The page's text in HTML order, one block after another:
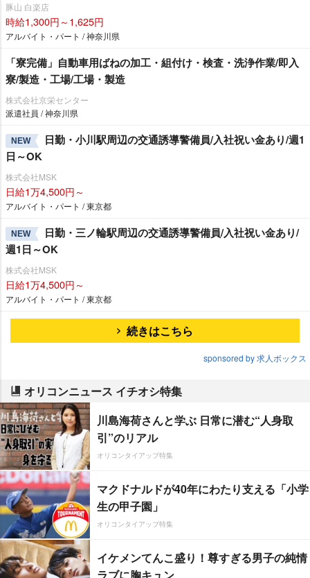
豚山 白楽店
時給1,300円～1,625円
アルバイト・パート / 神奈川県
「寮完備」自動車用ばねの加工・組付け・検査・洗浄作業/即入
寮/製造・工場/工場・製造
株式会社京栄センター
派遣社員 / 神奈川県
NEW
日勤・小川駅周辺の交通誘導警備員/入社祝い金あり/週1
日～OK
株式会社MSK
日給1万4,500円～
アルバイト・パート / 東京都
NEW
日勤・三ノ輪駅周辺の交通誘導警備員/入社祝い金あり/
週1日～OK
株式会社MSK
日給1万4,500円～
アルバイト・パート / 東京都
続きはこちら
sponsored by 求人ボックス
オリコンニュース イチオシ特集
川島海荷さんと学ぶ 日常に潜む“人身取
引”のリアル
オリコンタイアップ特集
マクドナルドが40年にわたり支える「小学
生の甲子園」
オリコンタイアップ特集
イケメンてんこ盛り！尊すぎる男子の純情